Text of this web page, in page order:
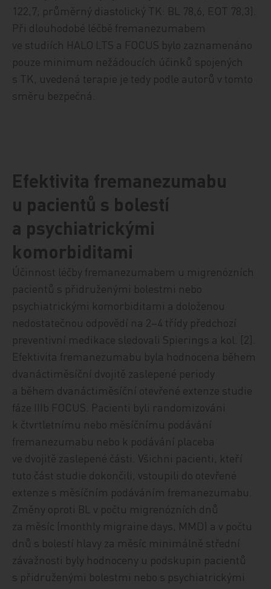
122,7; průměrný diastolický TK: BL 78,6, EOT 78,3).
Při dlouhodobé léčbě fremanezumabem
ve studiích HALO LTS a FOCUS bylo zaznamenáno
pouze minimum nežádoucích účinků spojených
s TK, uvedená terapie je tedy podle autorů v tomto
směru bezpečná.
Efektivita fremanezumabu
u pacientů s bolestí
a psychiatrickými
komorbiditami
Účinnost léčby fremanezumabem u migrenózních
pacientů s přidruženými bolestmi nebo
psychiatrickými komorbiditami a doloženou
nedostatečnou odpovědí na 2–4 třídy předchozí
preventivní medikace sledovali Spierings a kol. [2].
Efektivita fremanezumabu byla hodnocena během
dvanáctiměsíční dvojitě zaslepené periody
a během dvanáctiměsíční otevřené extenze studie
fáze IIIb FOCUS. Pacienti byli randomizováni
k čtvrtletnímu nebo měsíčnímu podávání
fremanezumabu nebo k podávání placeba
ve dvojitě zaslepené části. Všichni pacienti, kteří
tuto část studie dokončili, vstoupili do otevřené
extenze s měsíčním podáváním fremanezumabu.
Změny oproti BL v počtu migrenózních dnů
za měsíc (monthly migraine days, MMD) a v počtu
dnů s bolestí hlavy za měsíc minimálně střední
závažnosti byly hodnoceny u podskupin pacientů
s přidruženými bolestmi nebo s psychiatrickými